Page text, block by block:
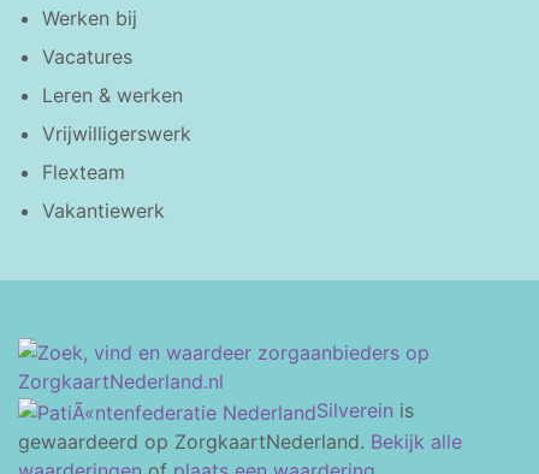
Werken bij
Vacatures
Leren & werken
Vrijwilligerswerk
Flexteam
Vakantiewerk
Silverein is
gewaardeerd op ZorgkaartNederland. Bekijk alle